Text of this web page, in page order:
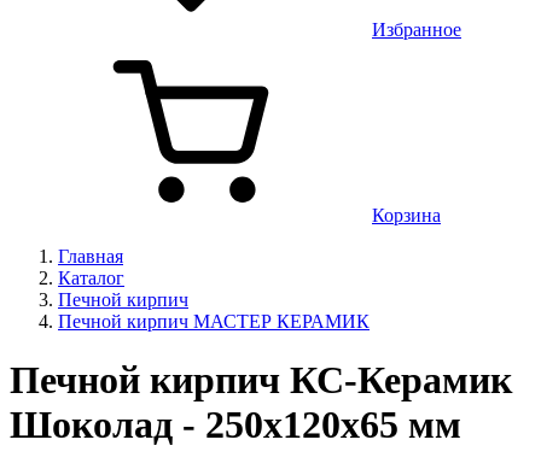
Избранное
Корзина
Главная
Каталог
Печной кирпич
Печной кирпич МАСТЕР КЕРАМИК
Печной кирпич КС-Керамик
Шоколад - 250x120x65 мм